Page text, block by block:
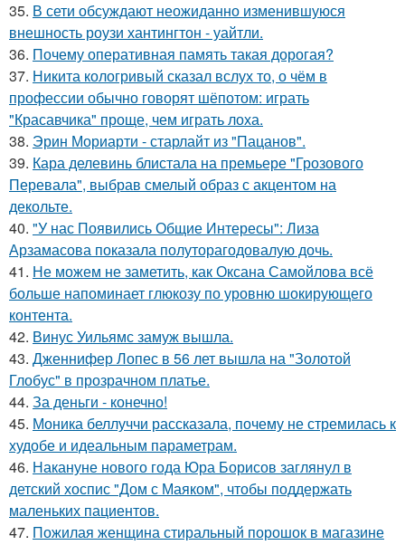
35. В сети обсуждают неожиданно изменившуюся
внешность роузи хантингтон - уайтли.
36. Почему оперативная память такая дорогая?
37. Никита кологривый сказал вслух то, о чём в
профессии обычно говорят шёпотом: играть
"Красавчика" проще, чем играть лоха.
38. Эрин Мориарти - старлайт из "Пацанов".
39. Кара делевинь блистала на премьере "Грозового
Перевала", выбрав смелый образ с акцентом на
декольте.
40. "У нас Появились Общие Интересы": Лиза
Арзамасова показала полуторагодовалую дочь.
41. Не можем не заметить, как Оксана Самойлова всё
больше напоминает глюкозу по уровню шокирующего
контента.
42. Винус Уильямс замуж вышла.
43. Дженнифер Лопес в 56 лет вышла на "Золотой
Глобус" в прозрачном платье.
44. За деньги - конечно!
45. Моника беллуччи рассказала, почему не стремилась к
худобе и идеальным параметрам.
46. Накануне нового года Юра Борисов заглянул в
детский хоспис "Дом с Маяком", чтобы поддержать
маленьких пациентов.
47. Пожилая женщина стиральный порошок в магазине